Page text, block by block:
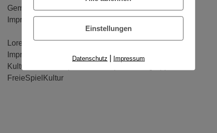
Gemeinschaftspraxis in Dresden und spielt in der
Improtheatergruppe FreieSpielKultur
Lorenz Fischer, Schauspieler, Mitglied des
Improvisationstheaters Yes oder Nie, betreibt den
Kulturhafen und spielt in der Improtheatergruppe
FreieSpielKultur
Einstellungen
Datenschutz Impressum